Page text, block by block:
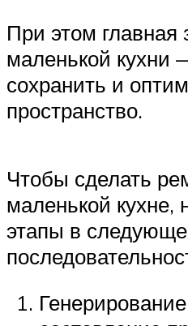
При этом главная
маленькой кухни
сохранить и
пространство.
Чтобы сделать
маленькой кухне,
этапы в